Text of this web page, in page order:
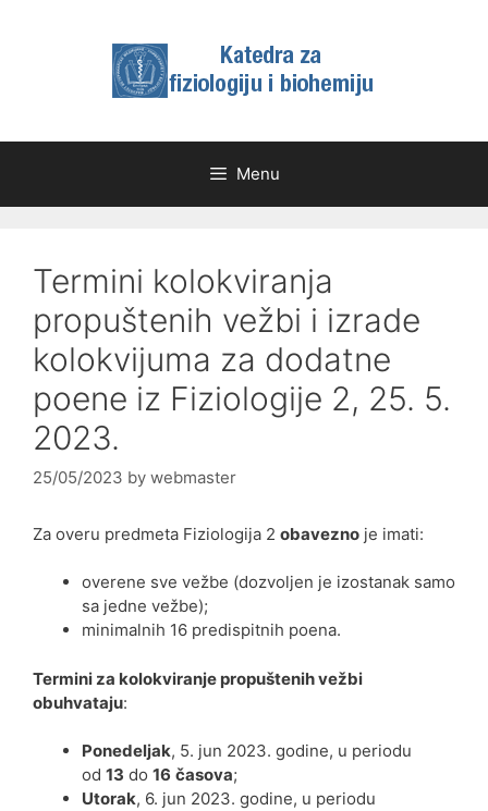
Menu
Termini kolokviranja
propuštenih vežbi i izrade
kolokvijuma za dodatne
poene iz Fiziologije 2, 25. 5.
2023.
25/05/2023 by webmaster
Za overu predmeta Fiziologija 2 obavezno je imati:
overene sve vežbe (dozvoljen je izostanak samo
sa jedne vežbe);
minimalnih 16 predispitnih poena.
Termini za kolokviranje propuštenih vežbi
obuhvataju:
Ponedeljak, 5. jun 2023. godine, u periodu
od 13 do 16 časova;
Utorak, 6. jun 2023. godine, u periodu